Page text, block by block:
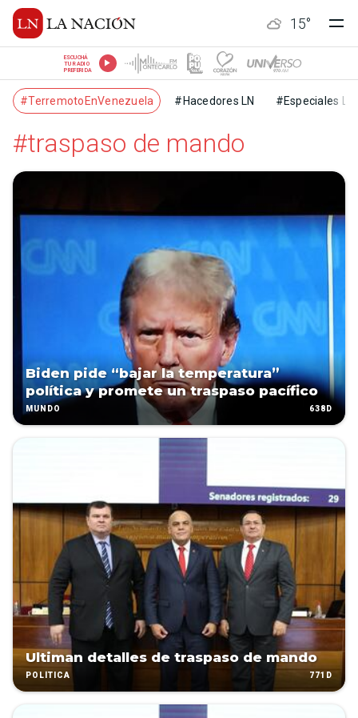
15°
ESCUCHÁ
TU RADIO
PREFERIDA
#TerremotoEnVenezuela #Hacedores LN #Especiales LN
#traspaso de mando
Biden pide “bajar la temperatura”
política y promete un traspaso pacífico
MUNDO 638D
Ultiman detalles de traspaso de mando
POLÍTICA 771D